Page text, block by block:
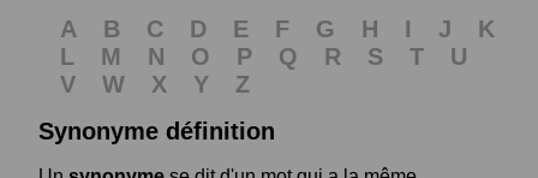
A B C D E F G H I J
K
L
M N O P Q R S T
U
V
W X Y
Z
Synonyme définition